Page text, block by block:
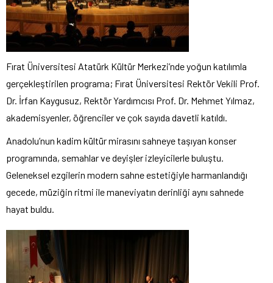
Fırat Üniversitesi Atatürk Kültür Merkezi’nde yoğun katılımla
gerçekleştirilen programa; Fırat Üniversitesi Rektör Vekili Prof.
Dr. İrfan Kaygusuz, Rektör Yardımcısı Prof. Dr. Mehmet Yılmaz,
akademisyenler, öğrenciler ve çok sayıda davetli katıldı.
Anadolu’nun kadim kültür mirasını sahneye taşıyan konser
programında, semahlar ve deyişler izleyicilerle buluştu.
Geleneksel ezgilerin modern sahne estetiğiyle harmanlandığı
gecede, müziğin ritmi ile maneviyatın derinliği aynı sahnede
hayat buldu.